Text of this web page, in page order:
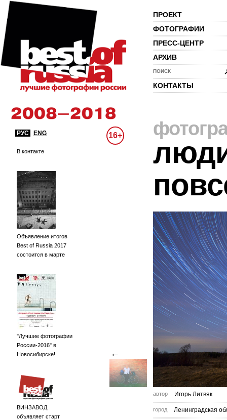
ПРОЕКТ
ФОТОГРАФИИ
ПРЕСС-ЦЕНТР
АРХИВ
ПОИСК
КОНТАКТЫ
РУС ENG 16+
В контакте
Объявление итогов
Best of Russia 2017
состоится в марте
"Лучшие фотографии
России-2016" в
Новосибирске!
ВИНЗАВОД
объявляет старт
←
автор Игорь Литвяк
город Ленинградская